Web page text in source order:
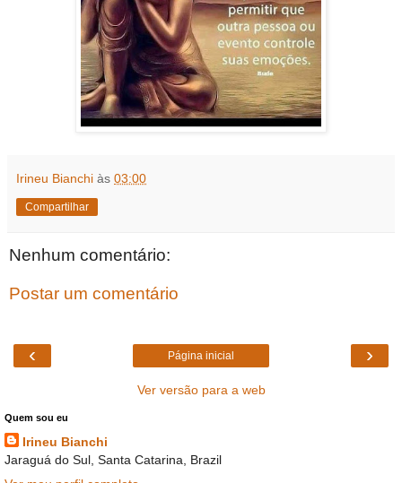
Irineu Bianchi às 03:00
Compartilhar
Nenhum comentário:
Postar um comentário
‹ ›
Página inicial
Ver versão para a web
Quem sou eu
Irineu Bianchi
Jaraguá do Sul, Santa Catarina, Brazil